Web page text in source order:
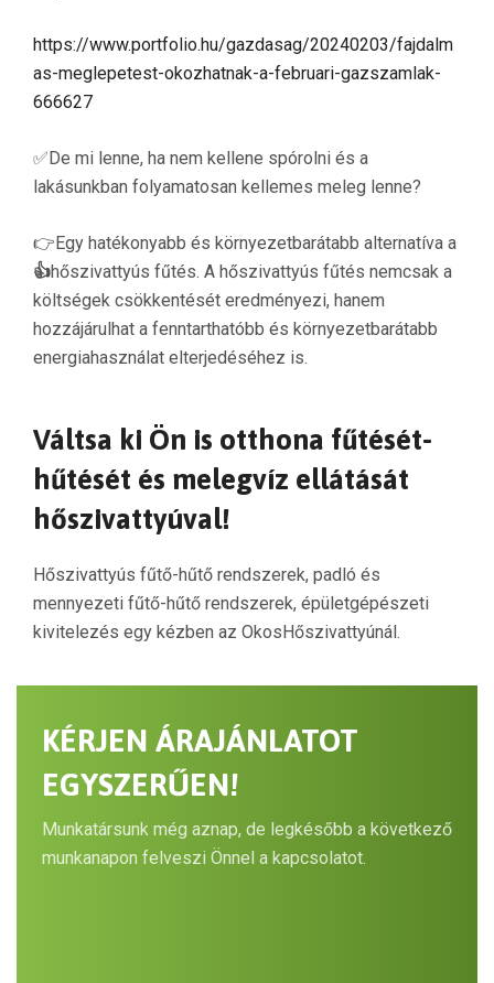
https://www.portfolio.hu/gazdasag/20240203/fajdalm
as-meglepetest-okozhatnak-a-februari-gazszamlak-
666627
✅De mi lenne, ha nem kellene spórolni és a
lakásunkban folyamatosan kellemes meleg lenne?
👉Egy hatékonyabb és környezetbarátabb alternatíva a
👍hőszivattyús fűtés. A hőszivattyús fűtés nemcsak a
költségek csökkentését eredményezi, hanem
hozzájárulhat a fenntarthatóbb és környezetbarátabb
energiahasználat elterjedéséhez is.
Váltsa ki Ön is otthona fűtését-
hűtését és melegvíz ellátását
hőszivattyúval!
Hőszivattyús fűtő-hűtő rendszerek, padló és
mennyezeti fűtő-hűtő rendszerek, épületgépészeti
kivitelezés egy kézben az OkosHőszivattyúnál.
KÉRJEN ÁRAJÁNLATOT
EGYSZERŰEN!
Munkatársunk még aznap, de legkésőbb a következő
munkanapon felveszi Önnel a kapcsolatot.